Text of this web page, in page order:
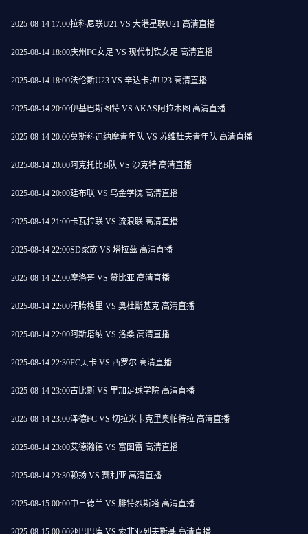
2025-08-14 17:00拉科尼联U21 VS 大港星联U21 高清直播
2025-08-14 18:00庆州FC女足 VS 现代制铁女足 高清直播
2025-08-14 18:00法伦斯U23 VS 辛达卡拉U23 高清直播
2025-08-14 20:00伊基巴斯图特 VS AKAS阿拉木图 高清直播
2025-08-14 20:00莫斯科迪纳摩青年队 VS 苏维杜夫青年队 高清直播
2025-08-14 20:00阿克托比B队 VS 沙克特 高清直播
2025-08-14 20:00廷布联 VS 乌金学院 高清直播
2025-08-14 21:00卡瓦拉联 VS 流浪联 高清直播
2025-08-14 22:00SD家族 VS 塔拉茲 高清直播
2025-08-14 22:00摩洛哥 VS 赞比亚 高清直播
2025-08-14 22:00汗腾格里 VS 奥杜斯基克 高清直播
2025-08-14 22:00阿斯塔纳 VS 洛桑 高清直播
2025-08-14 22:30FC贝卡 VS 西罗尔 高清直播
2025-08-14 23:00古比斯 VS 里加足球学院 高清直播
2025-08-14 23:00泽德FC VS 切拉米卡克里奥帕特拉 高清直播
2025-08-14 23:00艾德瀚德 VS 富图雷 高清直播
2025-08-14 23:30赖扬 VS 赛利亚 高清直播
2025-08-15 00:00中日德兰 VS 腓特烈斯塔 高清直播
2025-08-15 00:00沙巴巴库 VS 索非亚列夫斯基 高清直播